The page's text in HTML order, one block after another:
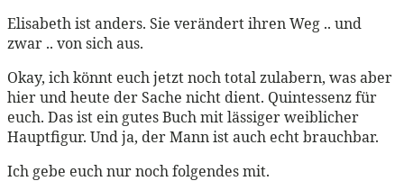
Elisabeth ist anders. Sie verändert ihren Weg .. und
zwar .. von sich aus.
Okay, ich könnt euch jetzt noch total zulabern, was aber
hier und heute der Sache nicht dient. Quintessenz für
euch. Das ist ein gutes Buch mit lässiger weiblicher
Hauptfigur. Und ja, der Mann ist auch echt brauchbar.
Ich gebe euch nur noch folgendes mit.